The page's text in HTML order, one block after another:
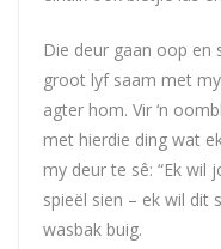
Die deur gaan oop en
groot lyf saam met
agter hom. Vir ‘n
met hierdie ding wat
my deur te sê: “Ek wil
spieël sien – ek wil dit
wasbak buig.